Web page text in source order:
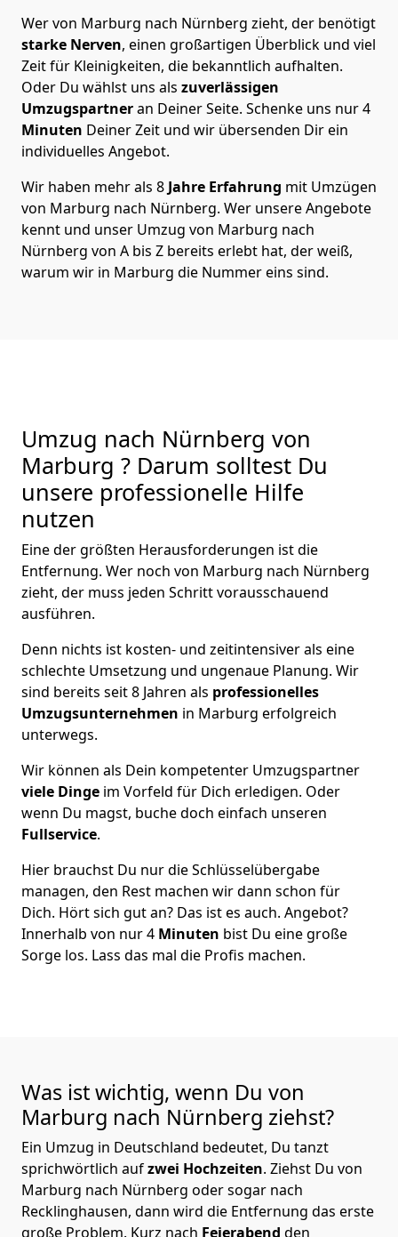
Wer von Marburg nach Nürnberg zieht, der benötigt
starke Nerven, einen großartigen Überblick und viel
Zeit für Kleinigkeiten, die bekanntlich aufhalten.
Oder Du wählst uns als zuverlässigen
Umzugspartneran Deiner Seite. Schenke uns nur4
Minuten Deiner Zeit und wir übersenden Dir ein
individuelles Angebot.
Wir haben mehr als 8 Jahre Erfahrung mit Umzügen
von Marburg nach Nürnberg. Wer unsere Angebote
kennt und unser Umzug von Marburg nach
Nürnberg von A bis Z bereits erlebt hat, der weiß,
warum wir in Marburg die Nummer eins sind.
Umzug nach Nürnberg von
Marburg ? Darum solltest Du
unsere professionelle Hilfe
nutzen
Eine der größten Herausforderungen ist die
Entfernung. Wer noch von Marburg nach Nürnberg
zieht, der muss jeden Schritt vorausschauend
ausführen.
Denn nichts ist kosten- und zeitintensiver als eine
schlechte Umsetzung und ungenaue Planung. Wir
sind bereits seit 8 Jahren als professionelles
Umzugsunternehmen in Marburg erfolgreich
unterwegs.
Wir können als Dein kompetenter Umzugspartner
viele Dinge im Vorfeld für Dich erledigen. Oder
wenn Du magst, buche doch einfach unseren
Fullservice.
Hier brauchst Du nur die Schlüsselübergabe
managen, den Rest machen wir dann schon für
Dich. Hört sich gut an? Das ist es auch. Angebot?
Innerhalb von nur 4 Minuten bist Du eine große
Sorge los. Lass das mal die Profis machen.
Was ist wichtig, wenn Du von
Marburg nach Nürnberg ziehst?
Ein Umzug in Deutschland bedeutet, Du tanzt
sprichwörtlich aufzwei Hochzeiten. Ziehst Du von
Marburg nach Nürnberg oder sogar nach
Recklinghausen, dann wird die Entfernung das erste
große Problem. Kurz nach Feierabend den